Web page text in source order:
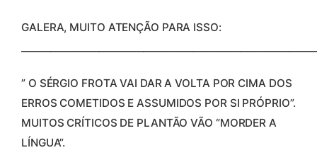
GALERA, MUITO ATENÇÃO PARA ISSO:
” O SÉRGIO FROTA VAI DAR A VOLTA POR CIMA DOS
ERROS COMETIDOS E ASSUMIDOS POR SI PRÓPRIO”.
MUITOS CRÍTICOS DE PLANTÃO VÃO “MORDER A
LÍNGUA”.